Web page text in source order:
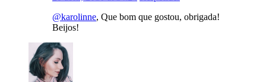
@karolinne, Que bom que gostou, obrigada!
Beijos!